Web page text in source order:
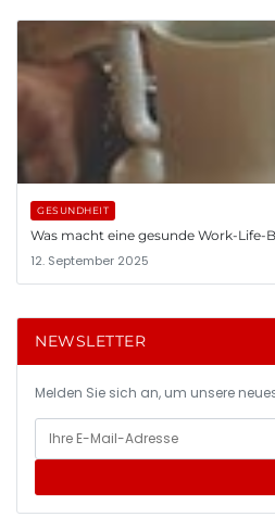
GESUNDHEIT
Was macht eine gesunde Work-Life-
12. September 2025
NEWSLETTER
Melden Sie sich an, um unsere